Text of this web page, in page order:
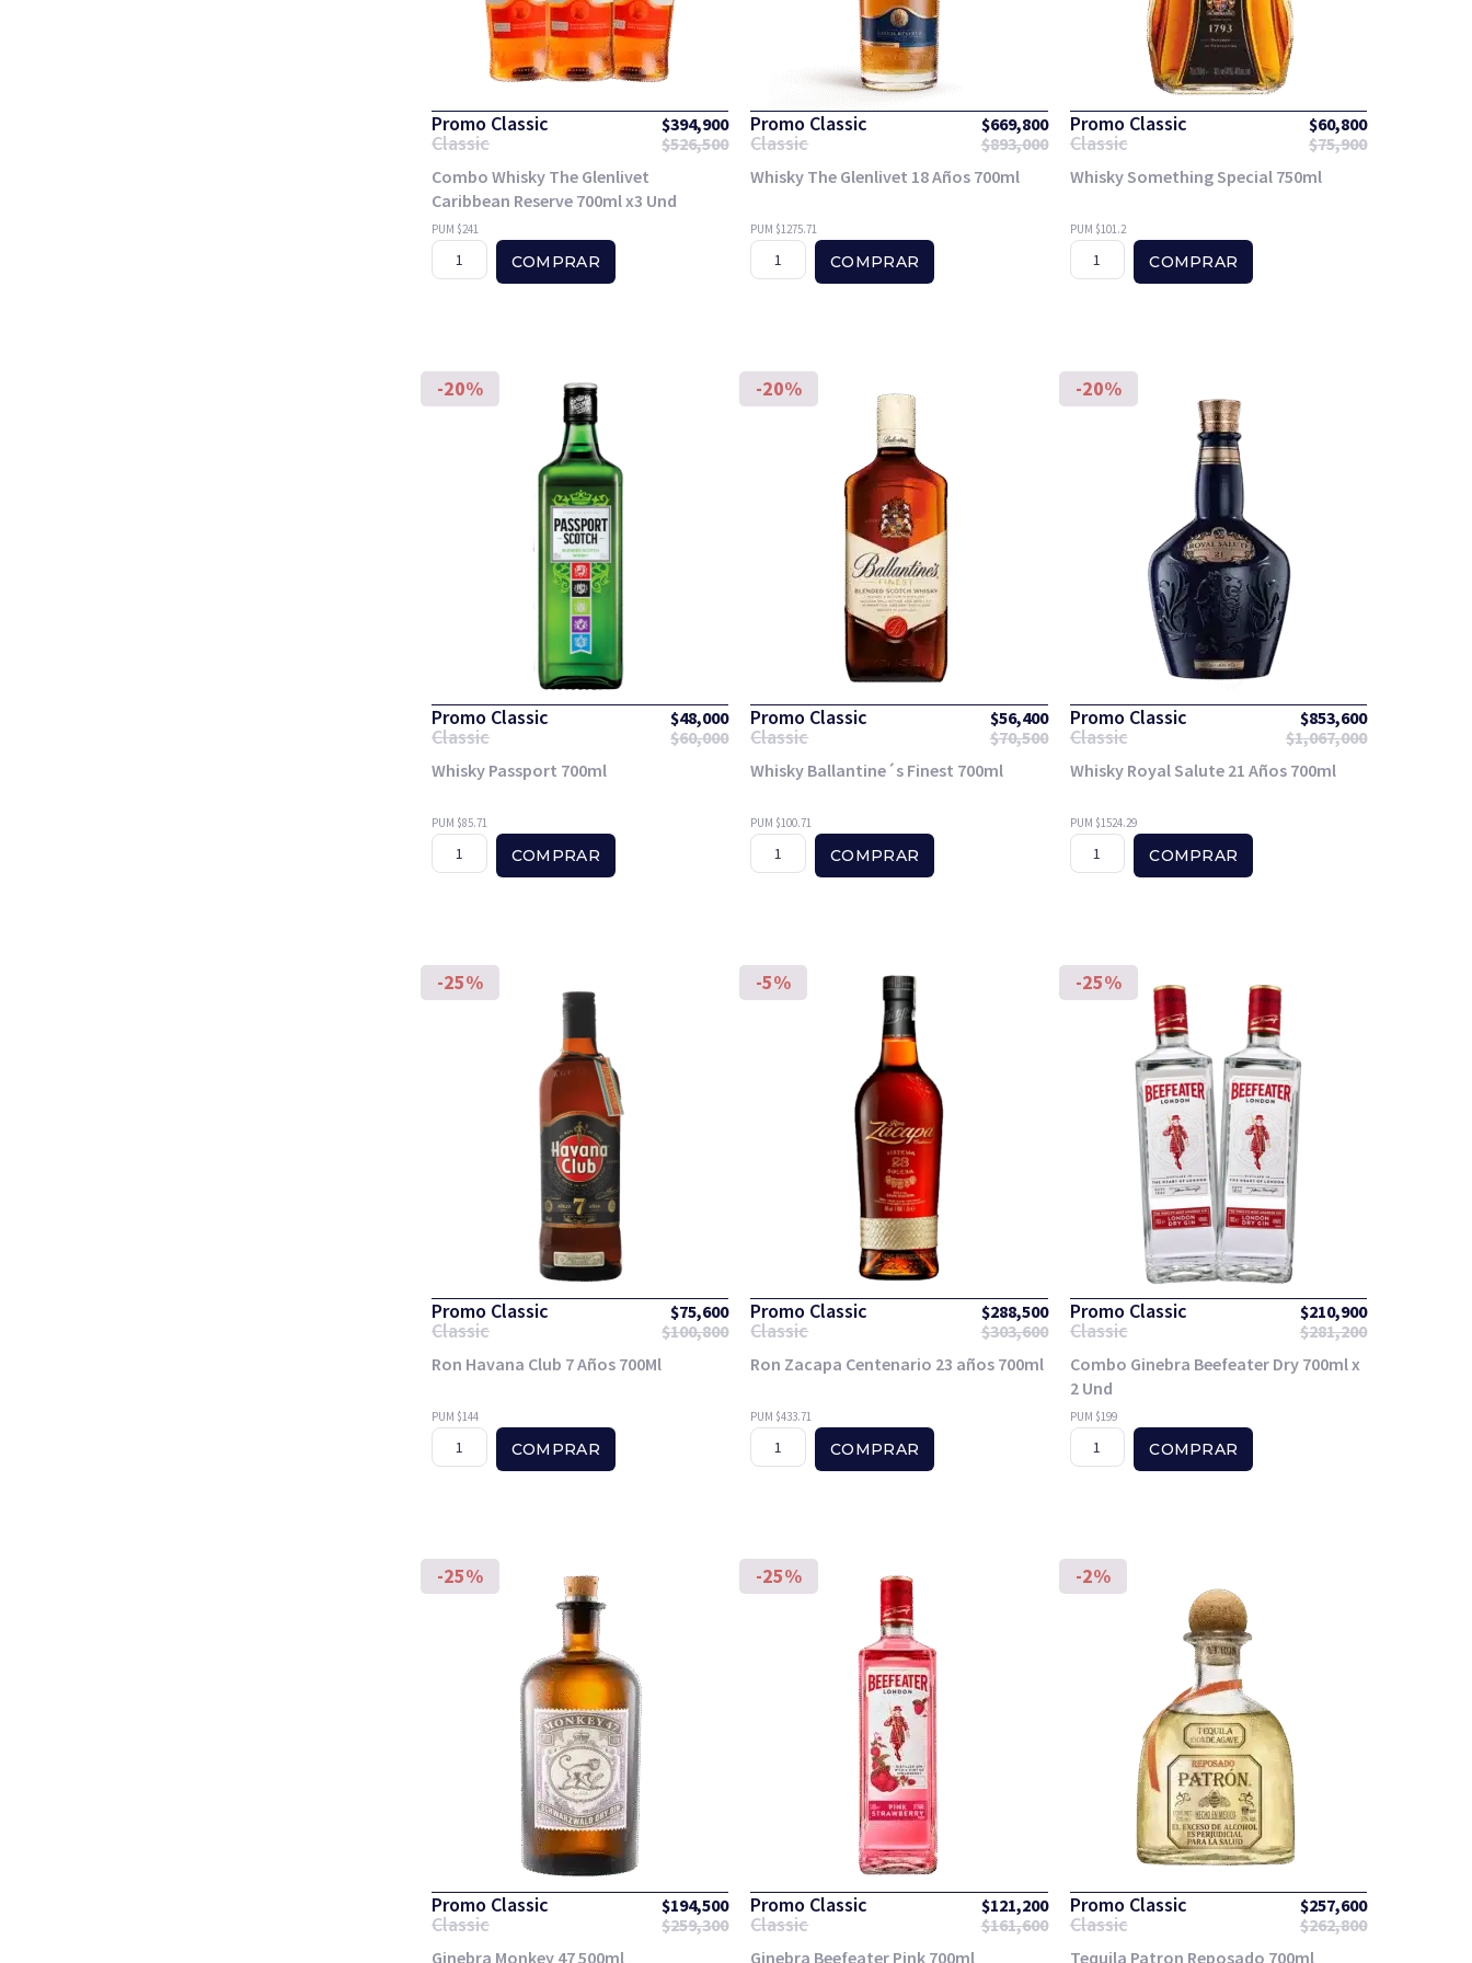
Promo Classic $394,900
Classic $526,500
Combo Whisky The Glenlivet
Caribbean Reserve 700ml x3 Und
PUM $241
COMPRAR
Promo Classic $669,800
Classic $893,000
Whisky The Glenlivet 18 Años 700ml
PUM $1275.71
COMPRAR
Promo Classic $60,800
Classic $75,900
Whisky Something Special 750ml
PUM $101.2
COMPRAR
-20%
Promo Classic $48,000
Classic $60,000
Whisky Passport 700ml
PUM $85.71
COMPRAR
-20%
Promo Classic $56,400
Classic $70,500
Whisky Ballantine´s Finest 700ml
PUM $100.71
COMPRAR
-20%
Promo Classic $853,600
Classic $1,067,000
Whisky Royal Salute 21 Años 700ml
PUM $1524.29
COMPRAR
-25%
Promo Classic $75,600
Classic $100,800
Ron Havana Club 7 Años 700Ml
PUM $144
COMPRAR
-5%
Promo Classic $288,500
Classic $303,600
Ron Zacapa Centenario 23 años 700ml
PUM $433.71
COMPRAR
-25%
Promo Classic $210,900
Classic $281,200
Combo Ginebra Beefeater Dry 700ml x
2 Und
PUM $199
COMPRAR
-25%
Promo Classic $194,500
Classic $259,300
Ginebra Monkey 47 500ml
-25%
Promo Classic $121,200
Classic $161,600
Ginebra Beefeater Pink 700ml
-2%
Promo Classic $257,600
Classic $262,800
Tequila Patron Reposado 700ml